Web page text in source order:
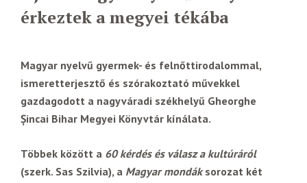
érkeztek a megyei tékába
Magyar nyelvű gyermek- és felnőttirodalommal,
ismeretterjesztő és szórakoztató művekkel
gazdagodott a nagyváradi székhelyű Gheorghe
Şincai Bihar Megyei Könyvtár kínálata.
Többek között a 60 kérdés és válasz a kultúráról
(szerk. Sas Szilvia), a Magyar mondáksorozat két